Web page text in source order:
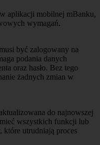
aplikacji mobilnej mBanku,
wymagań.
być zalogowany na
podania danych
oraz hasło. Bez tego
żadnych zmian w
do najnowszej
wszystkich funkcji lub
które utrudniają proces